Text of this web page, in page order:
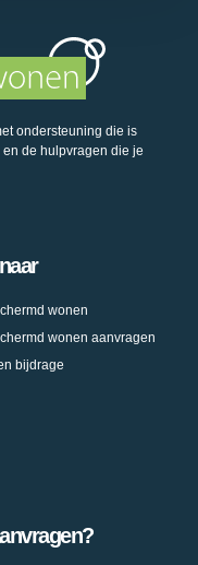
ondersteuning die is
de hulpvragen die je
wonen
wonen aanvragen
bijdrage